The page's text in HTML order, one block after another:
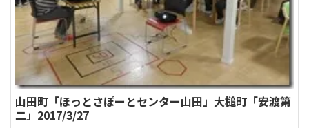
山田町「ほっとさぽーとセンター山田」大槌町「安渡第
二」2017/3/27